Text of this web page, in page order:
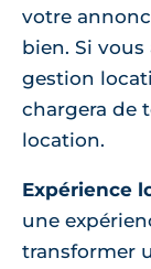
votre
bien. Si
gestion
chargera de
location.
Expérience
une
transformer